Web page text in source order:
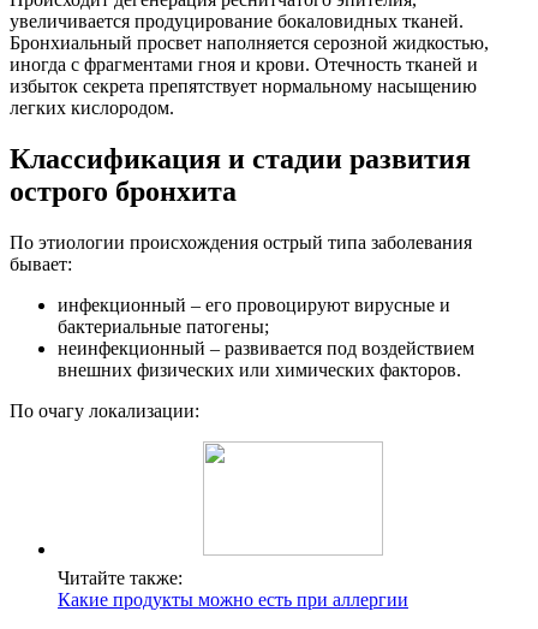
увеличивается продуцирование бокаловидных тканей.
Бронхиальный просвет наполняется серозной жидкостью,
иногда с фрагментами гноя и крови. Отечность тканей и
избыток секрета препятствует нормальному насыщению
легких кислородом.
Классификация и стадии развития
острого бронхита
По этиологии происхождения острый типа заболевания
бывает:
инфекционный – его провоцируют вирусные и
бактериальные патогены;
неинфекционный – развивается под воздействием
внешних физических или химических факторов.
По очагу локализации:
Читайте также:
Какие продукты можно есть при аллергии